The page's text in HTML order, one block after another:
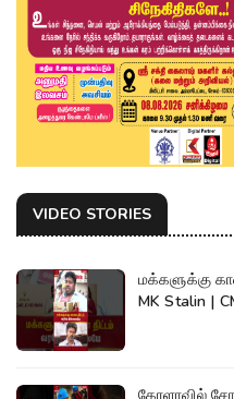
VIDEO STORIES
மக்களுக்கு காண
MK Stalin |